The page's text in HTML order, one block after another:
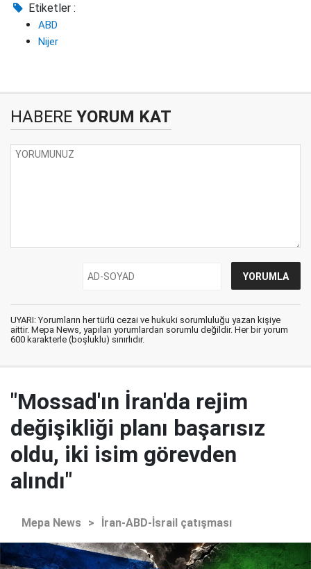
Etiketler :
ABD
Nijer
HABERE YORUM KAT
UYARI: Yorumların her türlü cezai ve hukuki sorumluluğu yazan kişiye
aittir. Mepa News, yapılan yorumlardan sorumlu değildir. Her bir yorum
600 karakterle (boşluklu) sınırlıdır.
"Mossad'ın İran'da rejim
değişikliği planı başarısız
oldu, iki isim görevden
alındı"
Mepa News > İran-ABD-İsrail çatışması